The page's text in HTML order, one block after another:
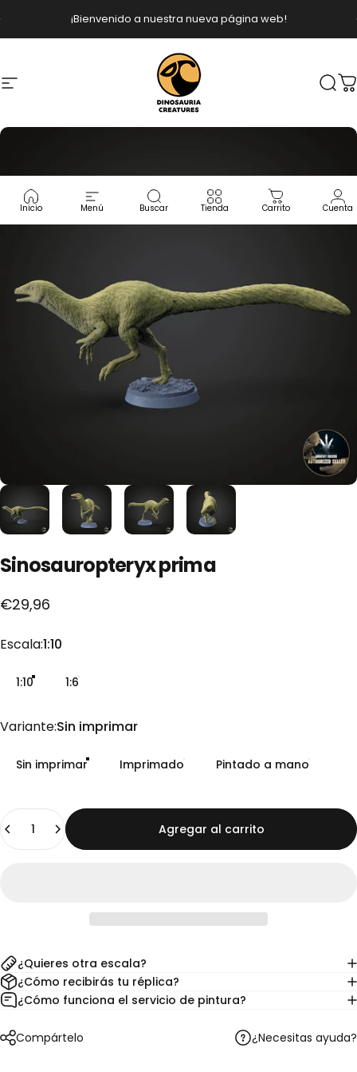
¡Bienvenido a nuestra nueva página web!
diapositivas pausa
Navegación Dinosauria Creatures
Inicio Menú Buscar Tienda Carrito Cuenta
Sinosauropteryxprima
€29,96
Escala
Escala:1:10
1:10 1:6
Variante
Variante:Sin imprimar
Sin imprimar Imprimado Pintado a mano
Cantidad
Agregar al carrito
¿Quieres otra escala?
¿Cómo recibirás tu réplica?
¿Cómo funciona el servicio de pintura?
Compártelo ¿Necesitas ayuda?